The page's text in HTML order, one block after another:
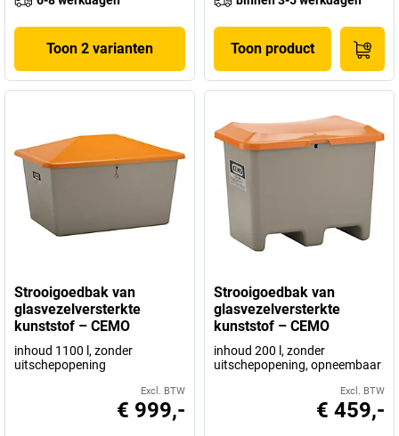
Toon 2 varianten Toon product
Strooigoedbak van
glasvezelversterkte
kunststof – CEMO
inhoud 1100 l, zonder
uitschepopening
Excl. BTW
€ 999,-
Strooigoedbak van
glasvezelversterkte
kunststof – CEMO
inhoud 200 l, zonder
uitschepopening, opneembaar
Excl. BTW
€ 459,-